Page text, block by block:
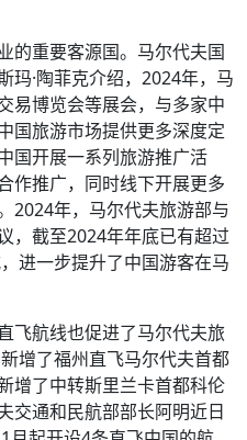
的重要客源国。马尔代夫国
玛·陶菲克介绍，2024年，马
易博览会等展会，与多家中
国旅游市场提供更多深度定
国开展一系列旅游推广活
作推广，同时线下开展更多
2024年，马尔代夫旅游部与
，截至2024年年底已有超过
进一步提升了中国游客在马
飞航线也促进了马尔代夫旅
增了福州直飞马尔代夫首都
增了中转斯里兰卡首都科伦
交通和民航部部长阿明近日